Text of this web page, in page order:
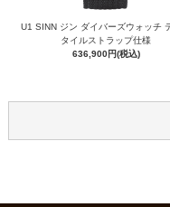
U1 SINN ジン ダイバーズウォッチ
タイルストラップ仕様
636,900円(税込)